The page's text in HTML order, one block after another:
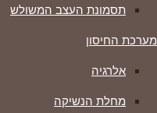
תסמונת העצב המשולש
מערכת החיסון
אלרגיה
מחלת הנשיקה